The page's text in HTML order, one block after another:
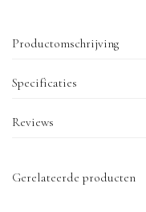
Productomschrijving
Specificaties
Reviews
Gerelateerde producten